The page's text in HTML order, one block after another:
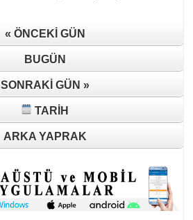
« ÖNCEKI GÜN
BUGÜN
SONRAKI GÜN »
TARIH
ARKA YAPRAK